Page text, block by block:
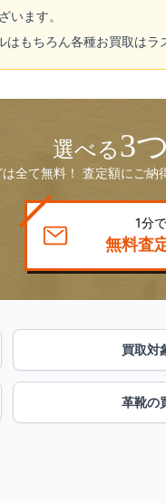
います。
もちろん各種お買取はラ
選べる3つ
全て無料！ 査定額にご
1分
無料査
買取対
革靴の